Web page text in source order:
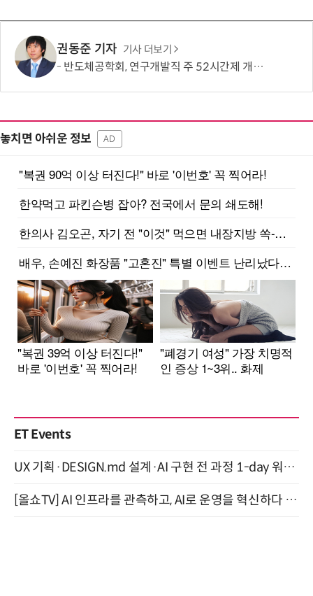
권동준 기자 기사 더보기
반도체공학회, 연구개발직 주 52시간제 개선 요구
놓치면 아쉬운 정보 AD
ET Events
UX 기획·DESIGN.md 설계·AI 구현 전 과정 1-day 워크숍 with Claude Code·Codex 9월 15일 개최
[올쇼TV] AI 인프라를 관측하고, AI로 운영을 혁신하다 (8월 11일 생방송)